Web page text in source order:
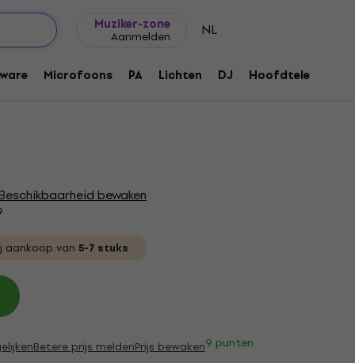
Muziker-zone
Aanmelden NL
Microfoons PA Lichten DJ Hoofdtelefoons
connector
bewaken
aankoop van 5-7 stuks
Betere prijs meldenPrijs bewaken9 punten